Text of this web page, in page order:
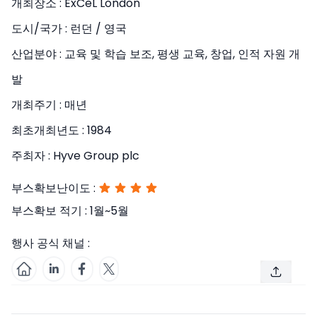
도시/국가 : 런던 / 영국
산업분야 : 교육 및 학습 보조, 평생 교육, 창업, 인적 자원 개
발
개최주기 : 매년
최초개최년도 : 1984
주최자 : Hyve Group plc
부스확보난이도 :
부스확보 적기 : 1월~5월
행사 공식 채널 :